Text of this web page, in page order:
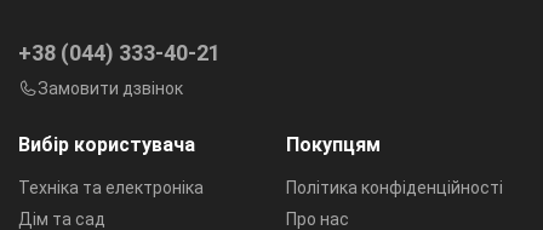
Вибір користувача
Техніка та електроніка
Дім та сад
Покупцям
Політика конфіденційності
Про нас
+38 (044) 333-40-21
Замовити дзвінок